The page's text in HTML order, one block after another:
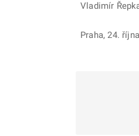
Vladimír
Praha, 24.